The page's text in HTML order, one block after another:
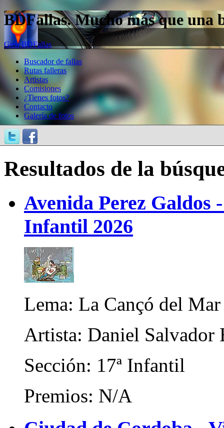
BDFallas. Mucho más que una
Guía BDFallas
Buscador de fallas
Rutas falleras
Artistas
Comisiones
¿Tienes fotos?
Contacto
Galería de fotos
Resultados de la
Avenida Perez
Infantil 2026
Lema: La Cançó del Mar
Artista: Daniel Salvador
Sección: 17ª Infantil
Premios: N/A